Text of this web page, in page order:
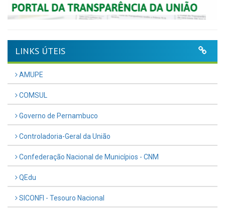
LINKS ÚTEIS
AMUPE
COMSUL
Governo de Pernambuco
Controladoria-Geral da União
Confederação Nacional de Municípios - CNM
QEdu
SICONFI - Tesouro Nacional